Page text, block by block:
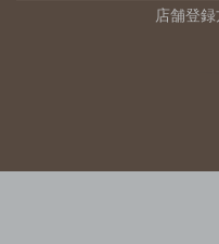
店舗登